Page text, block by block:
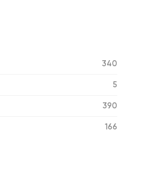
340
5
390
166